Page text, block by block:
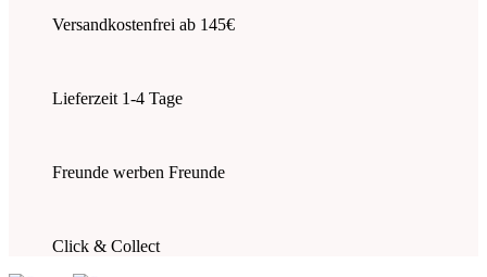
Versandkostenfrei ab 145€
Lieferzeit 1-4 Tage
Freunde werben Freunde
Click & Collect